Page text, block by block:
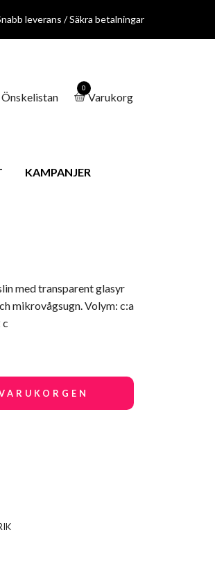
leverans / Säkra betalningar
Önskelistan
0
Varukorg
KAMPANJER
med transparent glasyr
mikrovågsugn. Volym: c:a
c